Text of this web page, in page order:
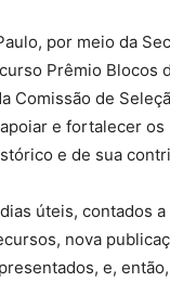
por meio da
Prêmio Blocos
Comissão de
e fortalecer
e de sua
úteis, contados
nova
e,